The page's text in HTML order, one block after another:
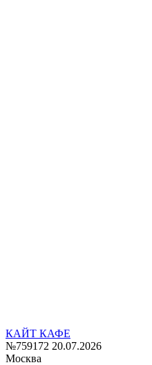
КАЙТ КАФЕ
№759172 20.07.2026
Москва